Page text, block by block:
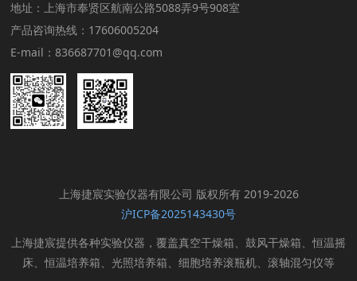
地址：上海市奉贤区航南公路5088弄9号908室
产品咨询热线：17606005204
E-mail：836687701@qq.com
上海捷宸实验仪器有限公司 版权所有 2019-2026
沪ICP备2025143430号
上海捷宸提供各种实验仪器，覆盖真空干燥箱、鼓风干燥箱、恒温摇
床、恒温培养箱、光照培养箱、细胞培养滚瓶机、滚轴混匀仪等